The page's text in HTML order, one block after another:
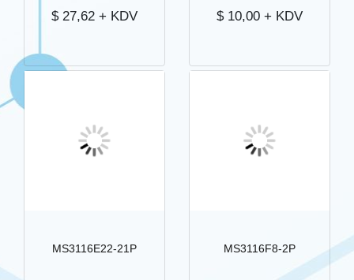
$ 27,62 + KDV $ 10,00 + KDV
MS3116E22-21P MS3116F8-2P